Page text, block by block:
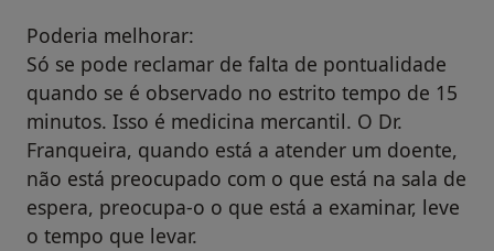
Poderia melhorar:
Só se pode reclamar de falta de pontualidade
quando se é observado no estrito tempo de 15
minutos. Isso é medicina mercantil. O Dr.
Franqueira, quando está a atender um doente,
não está preocupado com o que está na sala de
espera, preocupa-o o que está a examinar, leve
o tempo que levar.